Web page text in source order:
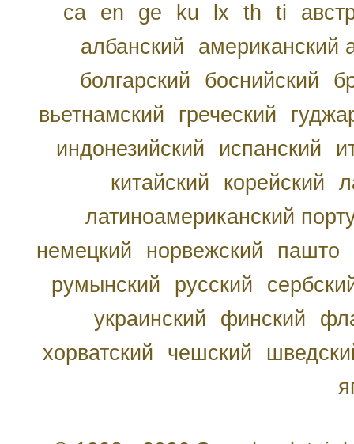
ca en ge ku lx th ti
албанский
американский
болгарский
боснийский
вьетнамский
греческий
индонезийский
испанский
китайский
корейский
латиноамериканский
немецкий
норвежский
пашто
румынский
русский
украинский
финский
хорватский
чешский